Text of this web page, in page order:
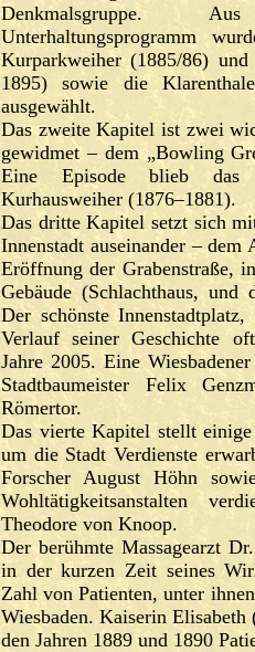
Denkmalsgruppe.
Unterhaltungsprogramm
Kurparkweiher (1885/86)
1895) sowie die
ausgewählt.
Das zweite Kapitel ist zwei
gewidmet – dem „Bowling
Eine Episode blieb das
Kurhausweiher (1876–1881).
Das dritte Kapitel setzt sich
Innenstadt auseinander –
Eröffnung der Grabenstraße,
Gebäude (Schlachthaus, und
Der schönste
Verlauf seiner Geschichte
Jahre 2005. Eine
Stadtbaumeister Felix
Römertor.
Das vierte Kapitel stellt
um die Stadt Verdienste
Forscher August Höhn
Wohltätigkeitsanstalten
Theodore von Knoop.
Der berühmte Massagearzt
in der kurzen Zeit seines
Zahl von Patienten, unter
Wiesbaden. Kaiserin
den Jahren 1889 und 1890